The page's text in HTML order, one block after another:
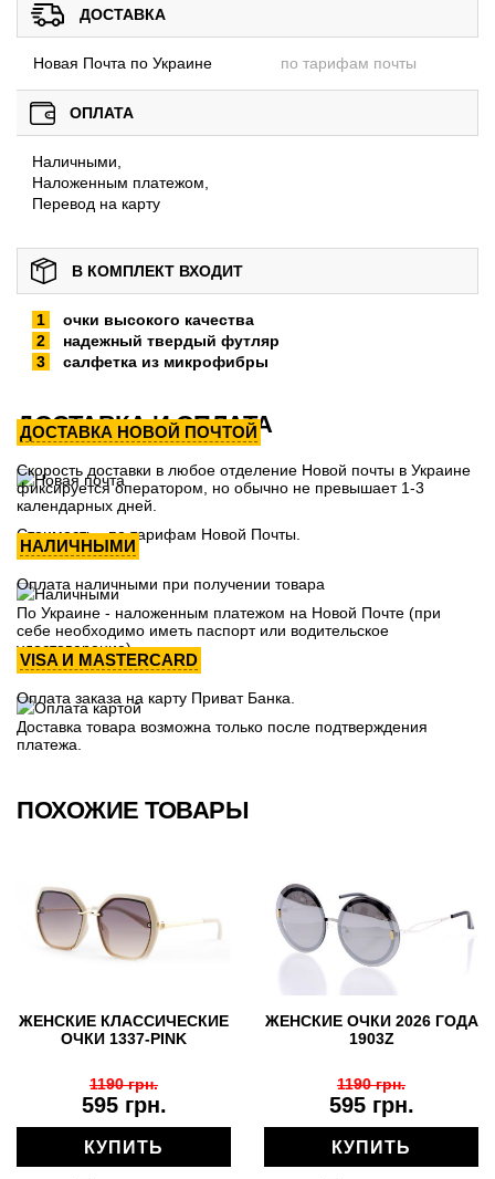
ДОСТАВКА
Новая Почта по Украине по тарифам почты
ОПЛАТА
Наличными,
Наложенным платежом,
Перевод на карту
В КОМПЛЕКТ ВХОДИТ
очки высокого качества
надежный твердый футляр
салфетка из микрофибры
ДОСТАВКА И ОПЛАТА
ДОСТАВКА НОВОЙ ПОЧТОЙ
Скорость доставки в любое отделение Новой почты в Украине
фиксируется оператором, но обычно не превышает 1-3
календарных дней.
Стоимость - по тарифам Новой Почты.
НАЛИЧНЫМИ
Оплата наличными при получении товара
По Украине - наложенным платежом на Новой Почте (при
себе необходимо иметь паспорт или водительское
удостоверение)
VISA И MASTERCARD
Оплата заказа на карту Приват Банка.
Доставка товара возможна только после подтверждения
платежа.
ПОХОЖИЕ ТОВАРЫ
ЖЕНСКИЕ КЛАССИЧЕСКИЕ
ОЧКИ 1337-PINK
595 грн.
1190 грн.
КУПИТЬ
ЖЕНСКИЕ ОЧКИ 2026 ГОДА
1903Z
595 грн.
1190 грн.
КУПИТЬ